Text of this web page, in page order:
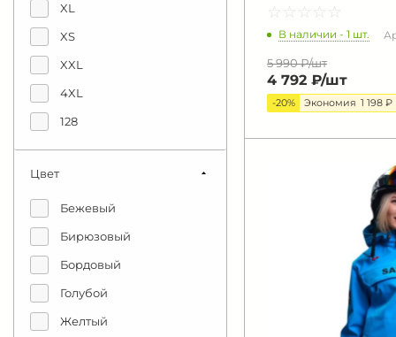
☆ ☆ ☆ ☆ ☆
★ ★ ★ ★ ★
В наличии - 1 шт.
5 990 ₽/шт
4 792 ₽/шт
-20% Экономия 1 198 ₽
XL
XS
XXL
4XL
128
134
146
152
164
170
176
Цвет
Бежевый
Бирюзовый
Бордовый
Голубой
Желтый